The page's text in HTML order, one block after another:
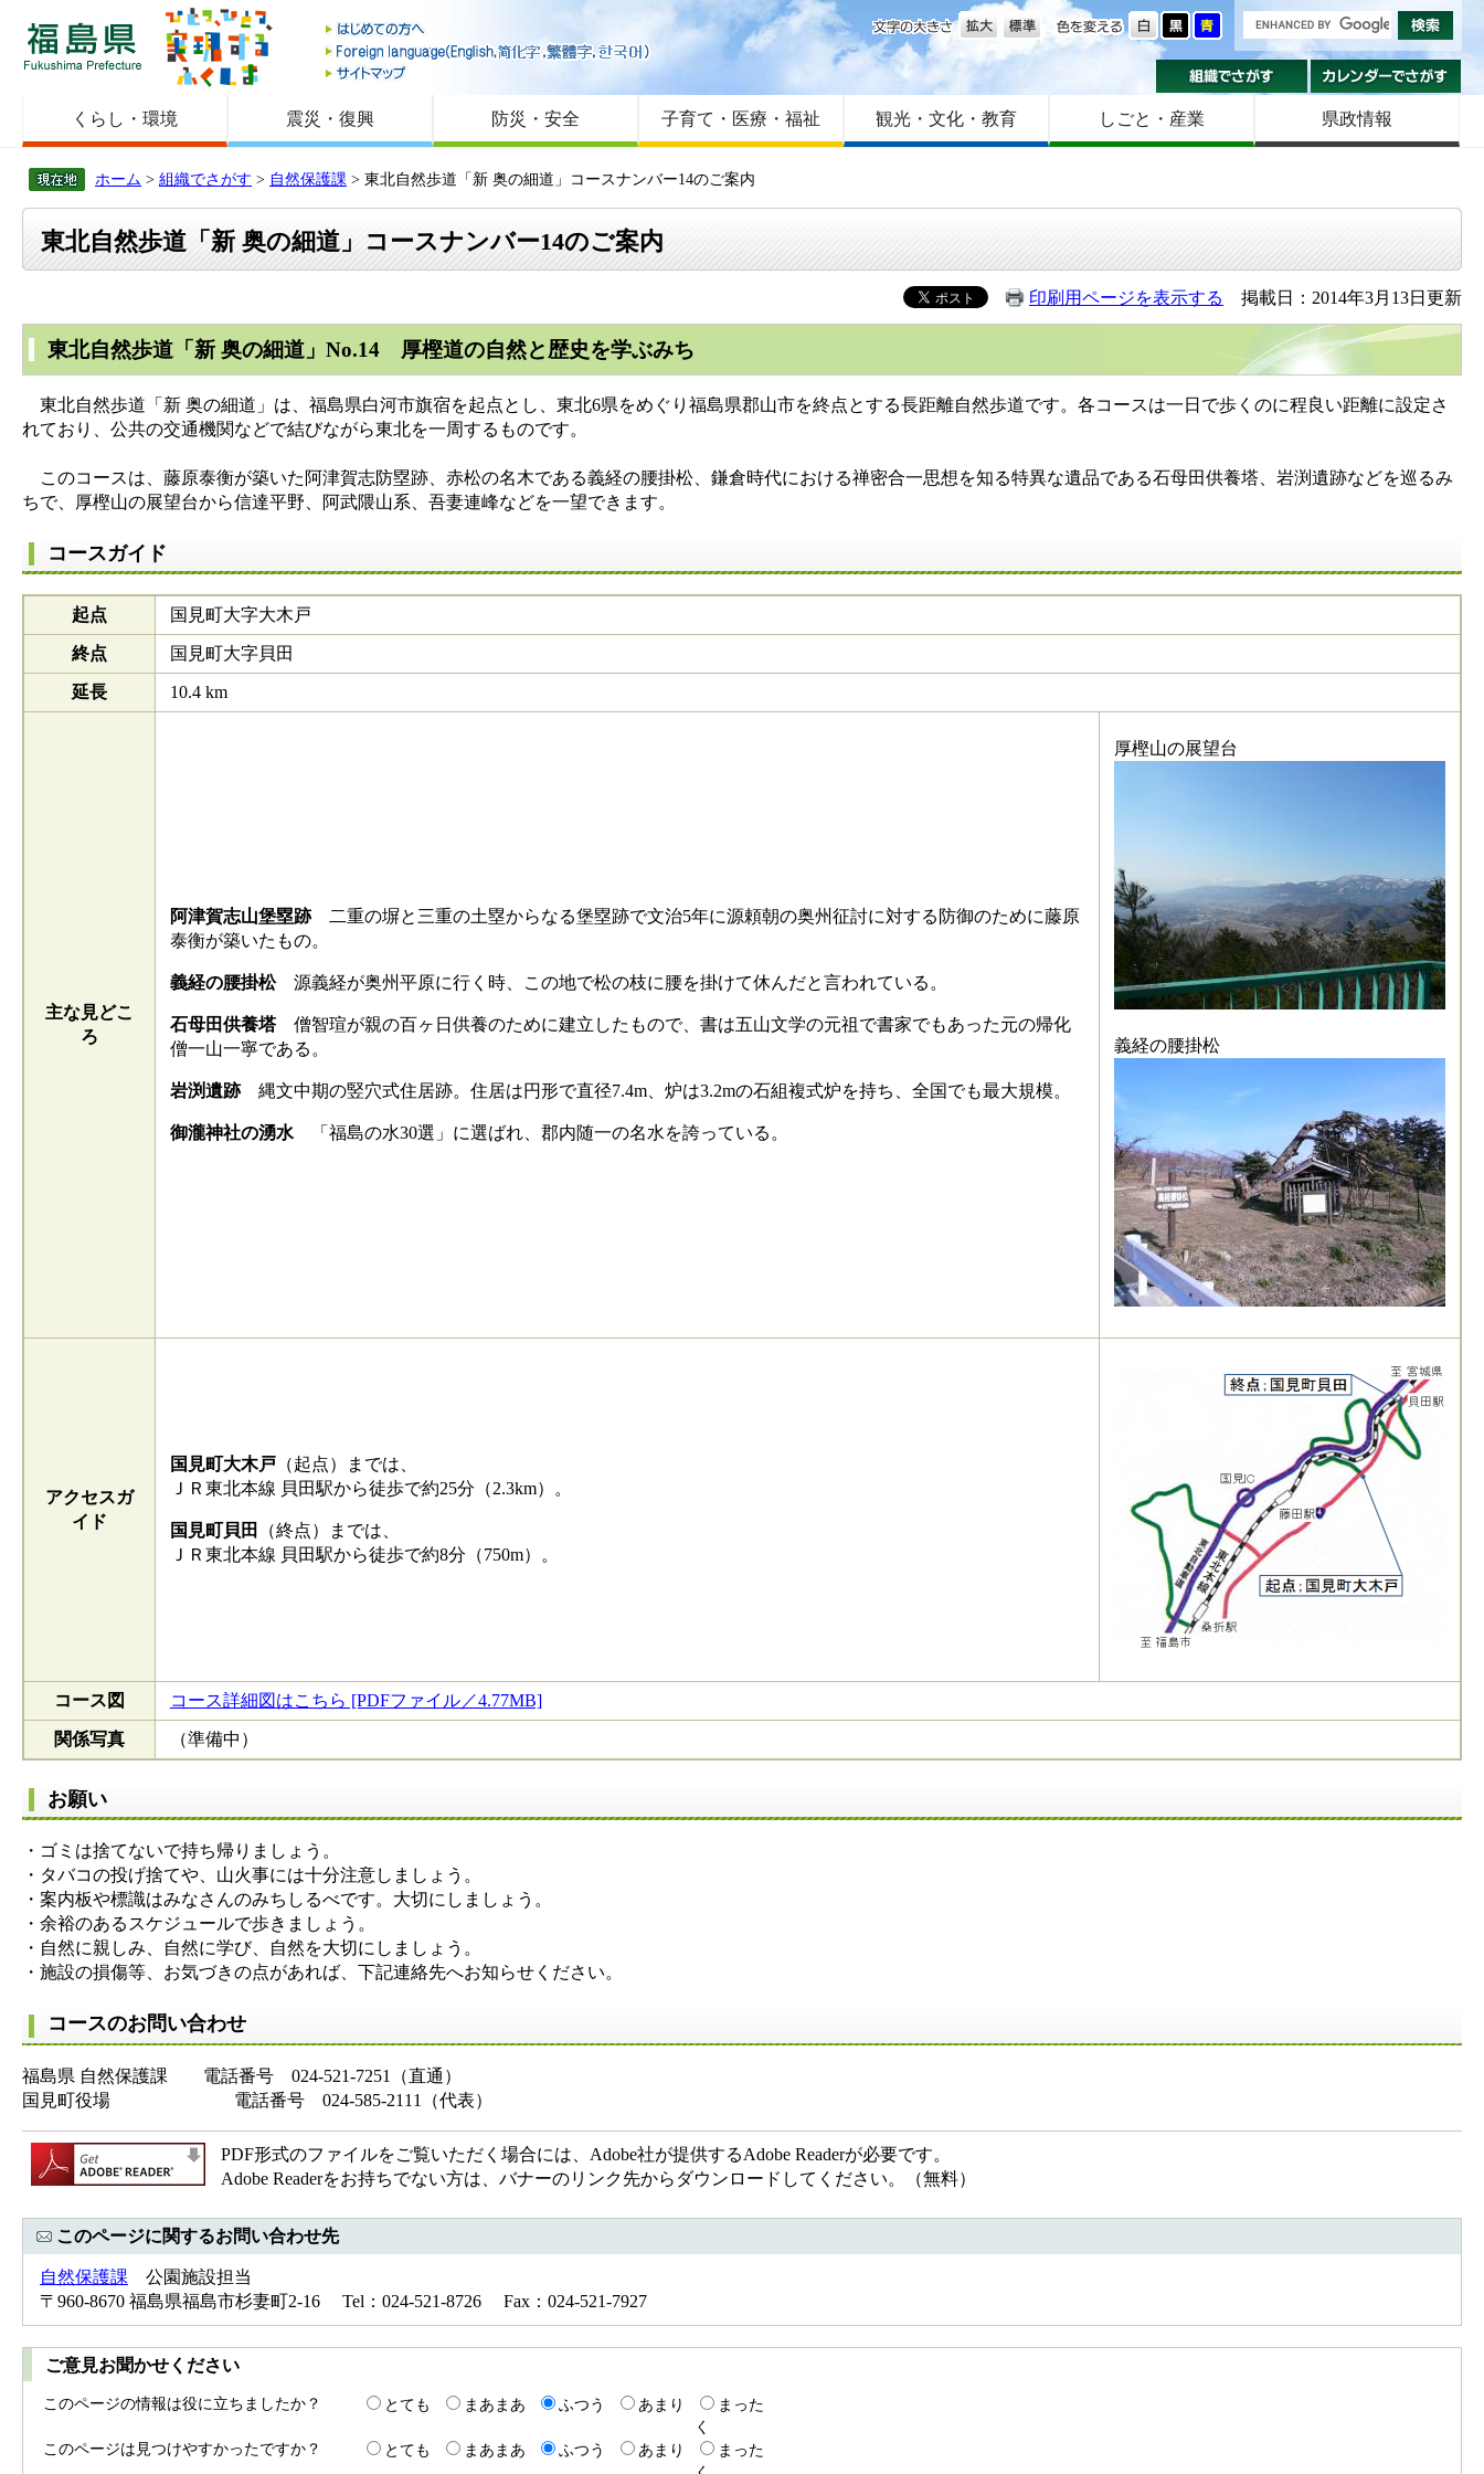
福島県
はじめての方へ
Foreign language
サイトマップ
色を変える
文字の大きさ
組織でさがす
くらし・環境 震災・復興 防災・安全 子育て・医療・福祉 観光・文化・教育 しごと・産業 県政情報
ホーム > 組織でさがす > 自然保護課 > 東北自然歩道「新 奥の細道」コースナンバー14のご案内
東北自然歩道「新 奥の細道」コースナンバー14のご案内
印刷用ページを表示する 掲載日：2014年3月13日更新
東北自然歩道「新 奥の細道」No.14 厚樫道の自然と歴史を学ぶみち
東北自然歩道「新 奥の細道」は、福島県白河市旗宿を起点とし、東北6県をめぐり福島県郡山市を終点とする長距離自然歩道です。各コースは一日で歩くのに程良い距離に設定さ
れており、公共の交通機関などで結びながら東北を一周するものです。
このコースは、藤原泰衡が築いた阿津賀志防塁跡、赤松の名木である義経の腰掛松、鎌倉時代における禅密合一思想を知る特異な遺品である石母田供養塔、岩渕遺跡などを巡るみ
ちで、厚樫山の展望台から信達平野、阿武隈山系、吾妻連峰などを一望できます。
コースガイド
起点 国見町大字大木戸
終点 国見町大字貝田
延長 10.4 km
主な見どこ
ろ
阿津賀志山堡塁跡二重の塀と三重の土塁からなる堡塁跡で文治5年に源頼朝の奥州征討に対する防御のために藤原
泰衡が築いたもの。
義経の腰掛松源義経が奥州平原に行く時、この地で松の枝に腰を掛けて休んだと言われている。
石母田供養塔僧智瑄が親の百ヶ日供養のために建立したもので、書は五山文学の元祖で書家でもあった元の帰化
僧一山一寧である。
岩渕遺跡縄文中期の竪穴式住居跡。住居は円形で直径7.4m、炉は3.2mの石組複式炉を持ち、全国でも最大規模。
御瀧神社の湧水「福島の水30選」に選ばれ、郡内随一の名水を誇っている。
厚樫山の展望台
義経の腰掛松
アクセスガ
イド
国見町大木戸（起点）までは、
ＪＲ東北本線 貝田駅から徒歩で約25分（2.3km）。
国見町貝田
（終点）までは、
ＪＲ東北本線 貝田駅から徒歩で約8分（750m）。
コース図 コース詳細図はこちら [PDFファイル／4.77MB]
関係写真 （準備中）
お願い
・ゴミは捨てないで持ち帰りましょう。
・タバコの投げ捨てや、山火事には十分注意しましょう。
・案内板や標識はみなさんのみちしるべです。大切にしましょう。
・余裕のあるスケジュールで歩きましょう。
・自然に親しみ、自然に学び、自然を大切にしましょう。
・施設の損傷等、お気づきの点があれば、下記連絡先へお知らせください。
コースのお問い合わせ
福島県 自然保護課 電話番号 024-521-7251（直通）
国見町役場 電話番号 024-585-2111（代表）
PDF形式のファイルをご覧いただく場合には、Adobe社が提供するAdobe Readerが必要です。
Adobe Readerをお持ちでない方は、バナーのリンク先からダウンロードしてください。（無料）
このページに関するお問い合わせ先
自然保護課 公園施設担当
〒960-8670 福島県福島市杉妻町2-16 Tel：024-521-8726 Fax：024-521-7927
ご意見お聞かせください
このページの情報は役に立ちましたか？ とても まあまあ ふつう あまり
まった
く
このページは見つけやすかったですか？
とても まあまあ ふつう あまり
まった